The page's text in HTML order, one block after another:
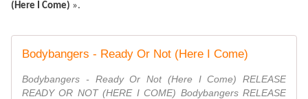
(Here I Come) ».
Bodybangers - Ready Or Not (Here I Come)
Bodybangers - Ready Or Not (Here I Come) RELEASE
READY OR NOT (HERE I COME) Bodybangers RELEASE